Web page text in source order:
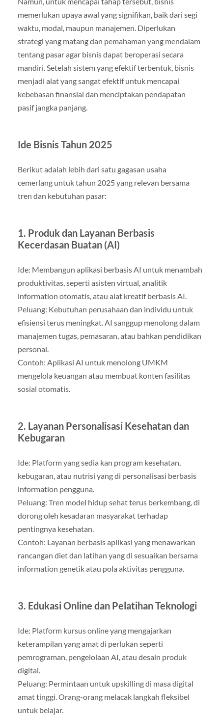
memerlukan upaya awal yang signifikan, baik dari segi
waktu, modal, maupun manajemen. Diperlukan
strategi yang matang dan pemahaman yang mendalam
tentang pasar agar bisnis dapat beroperasi secara
mandiri. Setelah sistem yang efektif terbentuk, bisnis
menjadi alat yang sangat efektif untuk mencapai
kebebasan finansial dan menciptakan pendapatan
pasif jangka panjang.
Ide Bisnis Tahun 2025
Berikut adalah lebih dari satu gagasan usaha
cemerlang untuk tahun 2025 yang relevan bersama
tren dan kebutuhan pasar:
1. Produk dan Layanan Berbasis
Kecerdasan Buatan (AI)
Ide: Membangun aplikasi berbasis AI untuk menambah
produktivitas, seperti asisten virtual, analitik
information otomatis, atau alat kreatif berbasis AI.
Peluang: Kebutuhan perusahaan dan individu untuk
efisiensi terus meningkat. AI sanggup menolong dalam
manajemen tugas, pemasaran, atau bahkan pendidikan
personal.
Contoh: Aplikasi AI untuk menolong UMKM
mengelola keuangan atau membuat konten fasilitas
sosial otomatis.
2. Layanan Personalisasi Kesehatan dan
Kebugaran
Ide: Platform yang sedia kan program kesehatan,
kebugaran, atau nutrisi yang di personalisasi berbasis
information pengguna.
Peluang: Tren model hidup sehat terus berkembang, di
dorong oleh kesadaran masyarakat terhadap
pentingnya kesehatan.
Contoh: Layanan berbasis aplikasi yang menawarkan
rancangan diet dan latihan yang di sesuaikan bersama
information genetik atau pola aktivitas pengguna.
3. Edukasi Online dan Pelatihan Teknologi
Ide: Platform kursus online yang mengajarkan
keterampilan yang amat di perlukan seperti
pemrograman, pengelolaan AI, atau desain produk
digital.
Peluang: Permintaan untuk upskilling di masa digital
amat tinggi. Orang-orang melacak langkah fleksibel
untuk belajar.